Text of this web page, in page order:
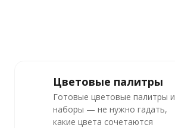
Цветовые палитры
Готовые цветовые палитры и
наборы — не нужно гадать,
какие цвета сочетаются